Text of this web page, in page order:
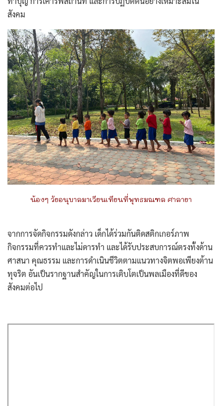
สังคม
น้องๆ วัยอนุบาลมาเวียนเทียนที่พุทธมณฑล ศาลายา
จากการจัดกิจกรรมดังกล่าว เด็กได้ร่วมกันติดสติกเกอร์ภาพ
กิจกรรมที่ควรทำและไม่ดารทำ และได้รับประสบการณ์ตรงทั้งด้าน
ศาสนา คุณธรรม และการดำเนินชีวิตตามแนวทางจิตพอเพียงต้าน
ทุจริต อันเป็นรากฐานสำคัญในการเติบโตเป็นพลเมืองที่ดีของ
สังคมต่อไป